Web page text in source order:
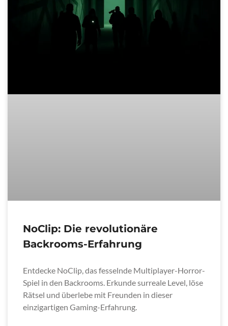
NoClip: Die revolutionäre
Backrooms-Erfahrung
Entdecke NoClip, das fesselnde Multiplayer-Horror-
Spiel in den Backrooms. Erkunde surreale Level, löse
Rätsel und überlebe mit Freunden in dieser
einzigartigen Gaming-Erfahrung.